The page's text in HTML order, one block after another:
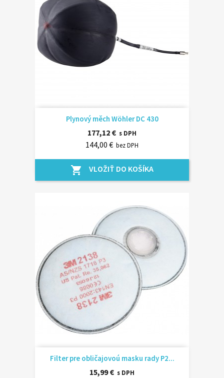
Plynový měch Wöhler DC 430
177,12 € s DPH
144,00 € bez DPH
shopping_cart VLOŽIŤ DO KOŠÍKA
Filter pre obličajovoú masku rady P2...
15,99 € s DPH